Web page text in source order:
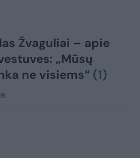
Žvaguliai – apie
„Mūsų
ne visiems“ (1)